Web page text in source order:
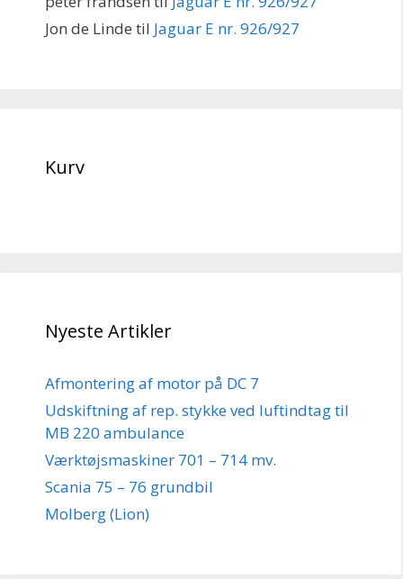
Jon de Linde til Jaguar E nr. 926/927
Kurv
Nyeste Artikler
Afmontering af motor på DC 7
Udskiftning af rep. stykke ved luftindtag til
MB 220 ambulance
Værktøjsmaskiner 701 – 714 mv.
Scania 75 – 76 grundbil
Molberg (Lion)